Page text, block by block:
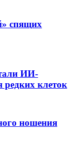
спящих
ИИ-
редких клеток
ношения